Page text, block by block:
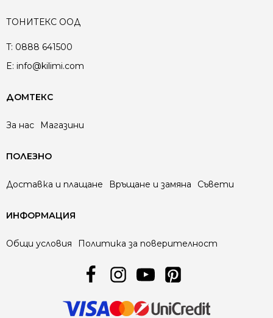
ТОНИТЕКС ООД
T: 0888 641500
E: info@kilimi.com
ДОМТЕКС
За нас Магазини
ПОЛЕЗНО
Доставка и плащане Връщане и замяна Съвети
ИНФОРМАЦИЯ
Общи условия Политика за поверителност